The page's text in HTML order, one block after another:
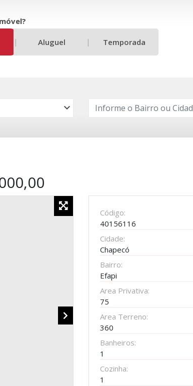
| Aluguel | Temporada
Código:
40156116
Cidade:
Chapecó
Bairro:
Efapi
Area Privativa:
75
Area Terreno:
360
Banheiros:
1
Cozinha:
1